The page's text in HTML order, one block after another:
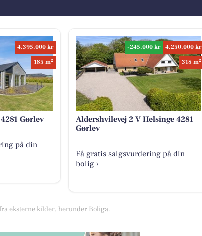
4.395.000 kr
185 m2
Gørlev
på din
-245.000 kr
4.250.000 kr
318 m2
Aldershvilevej 2 V Helsinge 4281
Gørlev
Få gratis salgsvurdering på din
bolig ›
eksterne kilder, herunder Boliga.